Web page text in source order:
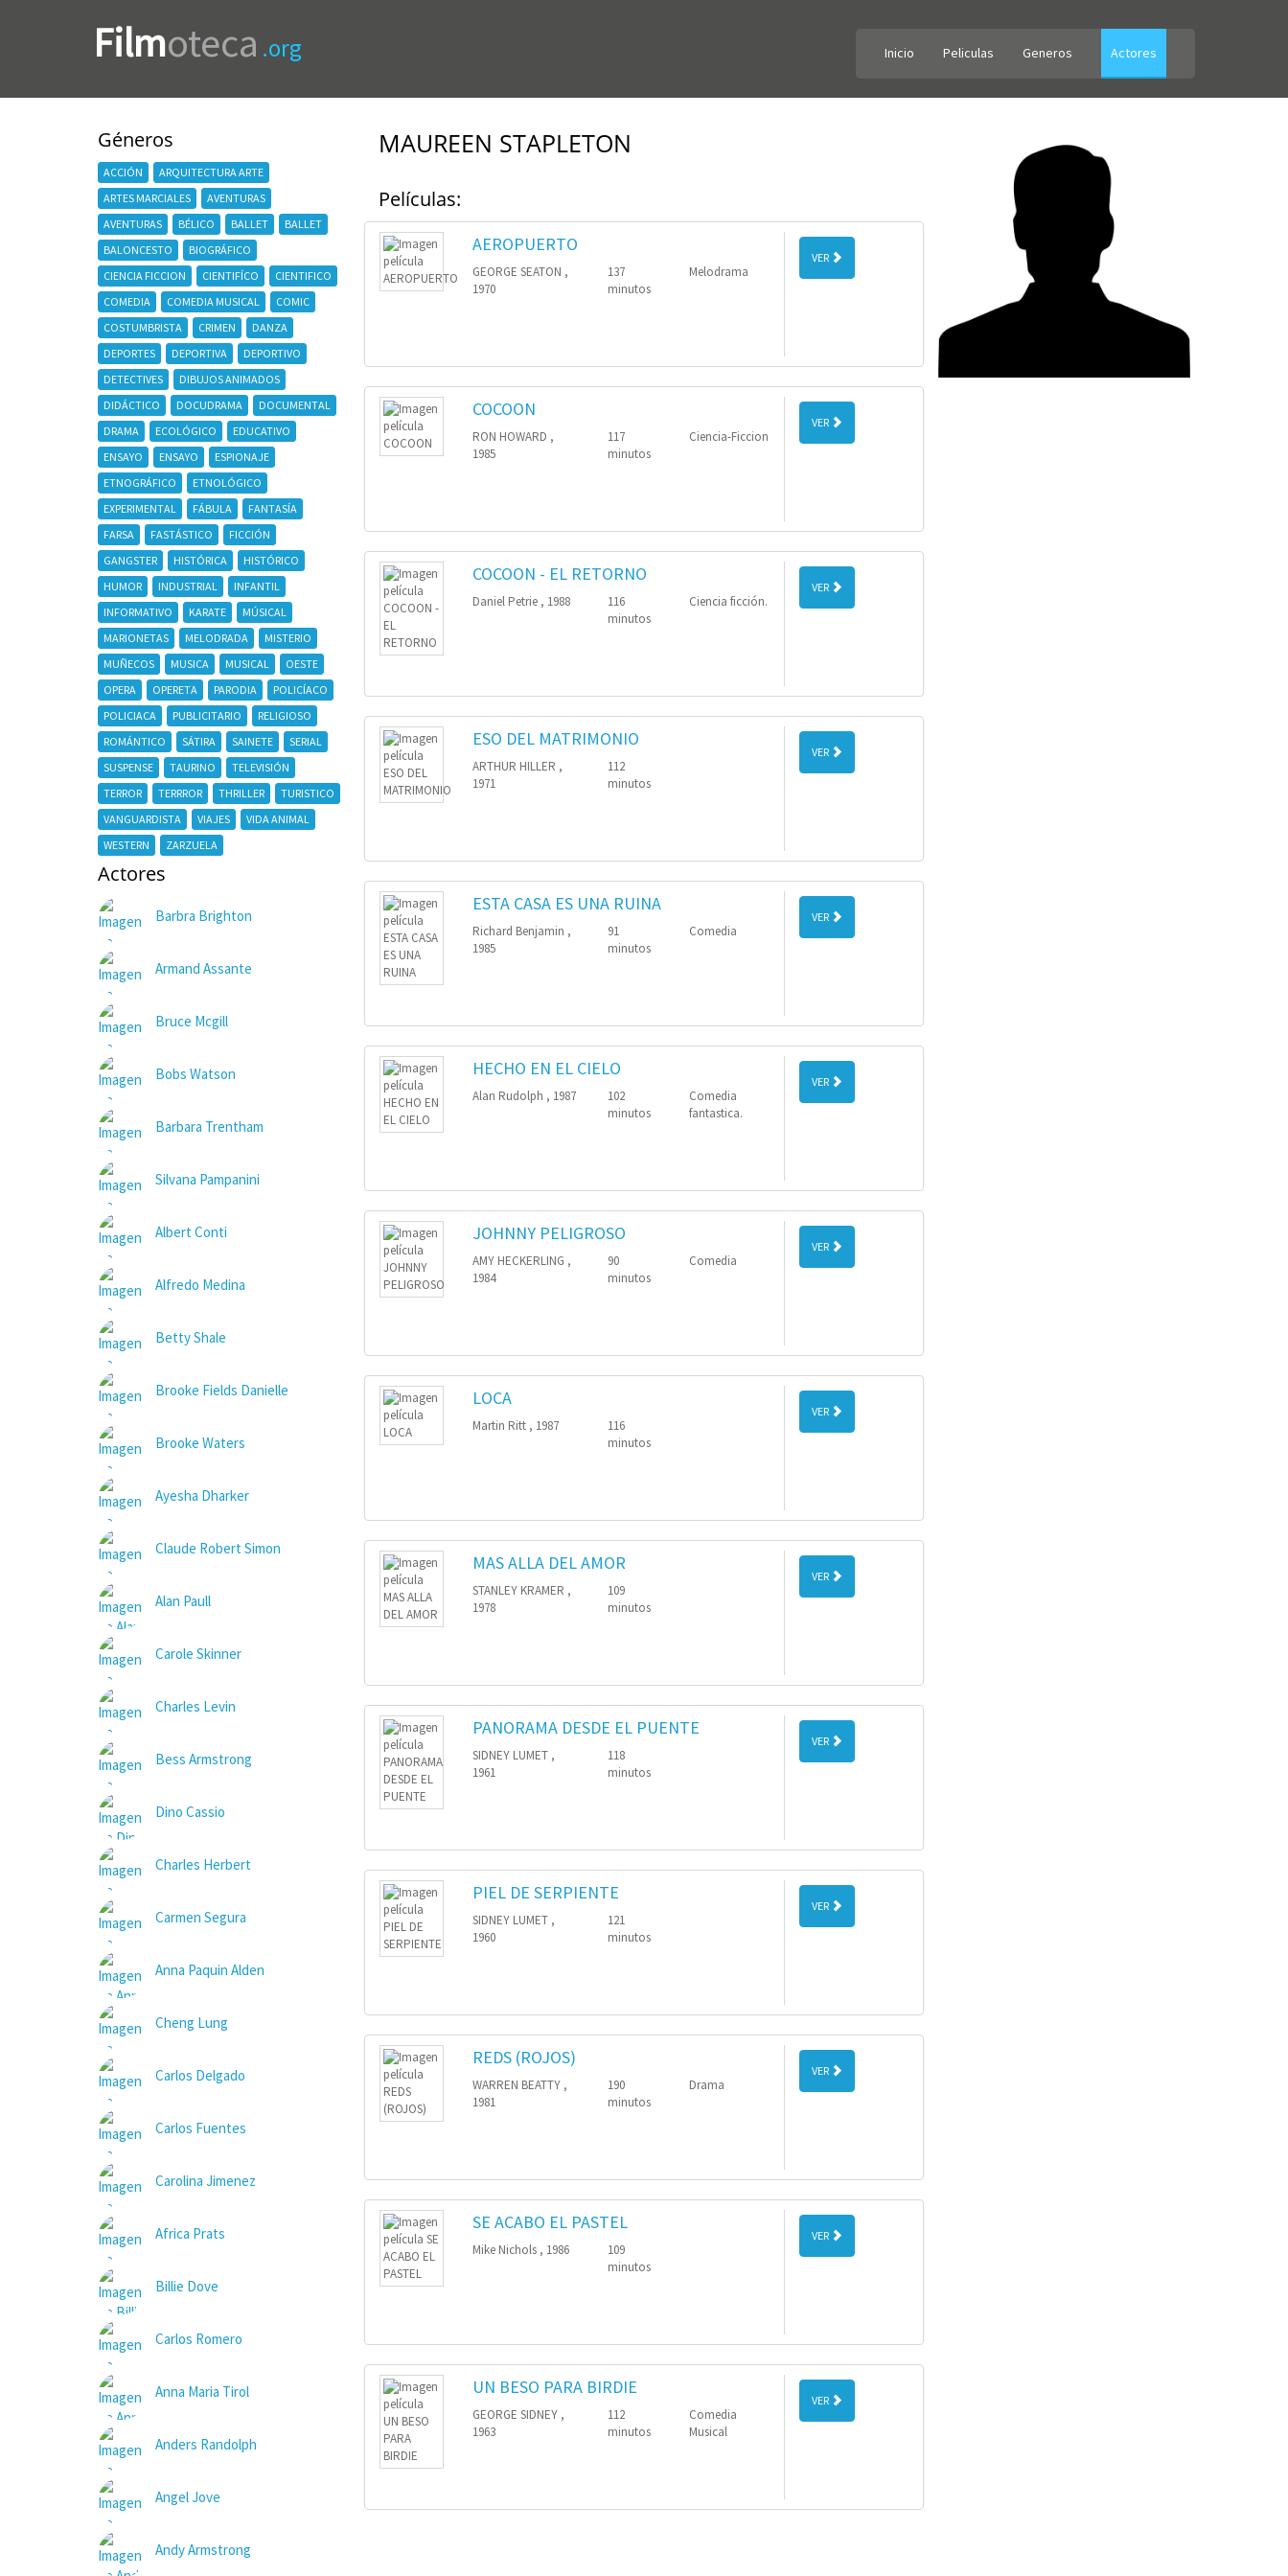
Filmoteca .org Inicio Peliculas Generos Actores
Géneros
ACCIÓN
ARQUITECTURA ARTE
ARTES MARCIALES
AVENTURAS
AVENTURAS
BÉLICO BALLET
BALLET
BALONCESTO
BIOGRÁFICO
CIENCIA FICCION
CIENTIFÍCO
CIENTIFICO
COMEDIA
COMEDIA MUSICAL
COMIC
COSTUMBRISTA
CRIMEN
DANZA
DEPORTES
DEPORTIVA
DEPORTIVO
DETECTIVES
DIBUJOS ANIMADOS
DIDÁCTICO
DOCUDRAMA
DOCUMENTAL
DRAMA
ECOLÓGICO
EDUCATIVO
ENSAYO
ENSAYO
ESPIONAJE
ETNOGRÁFICO
ETNOLÓGICO
EXPERIMENTAL
FÁBULA
FANTASÍA
FARSA
FASTÁSTICO
FICCIÓN
GANGSTER
HISTÓRICA
HISTÓRICO
HUMOR
INDUSTRIAL
INFANTIL
INFORMATIVO
KARATE
MÚSICAL
MARIONETAS
MELODRADA
MISTERIO
MUÑECOS
MUSICA MUSICAL
OESTE
OPERA
OPERETA PARODIA
POLICÍACO
POLICIACA
PUBLICITARIO
RELIGIOSO
ROMÁNTICO
SÁTIRA SAINETE
SERIAL
SUSPENSE
TAURINO
TELEVISIÓN
TERROR
TERRROR THRILLER
TURISTICO
VANGUARDISTA
VIAJES
VIDA ANIMAL
WESTERN
ZARZUELA
Actores
Barbra Brighton
Armand Assante
Bruce Mcgill
Bobs Watson
Barbara Trentham
Silvana Pampanini
Albert Conti
Alfredo Medina
Betty Shale
Brooke Fields Danielle
Brooke Waters
Ayesha Dharker
Claude Robert Simon
Alan Paull
Carole Skinner
Charles Levin
Bess Armstrong
Dino Cassio
Charles Herbert
Carmen Segura
Anna Paquin Alden
Cheng Lung
Carlos Delgado
Carlos Fuentes
Carolina Jimenez
Africa Prats
Billie Dove
Carlos Romero
Anna Maria Tirol
Anders Randolph
Angel Jove
Andy Armstrong
MAUREEN STAPLETON
Películas:
AEROPUERTO
GEORGE SEATON ,
1970
137
minutos
Melodrama
VER
COCOON
RON HOWARD ,
1985
117
minutos
Ciencia-Ficcion
VER
COCOON - EL RETORNO
Daniel Petrie , 1988
116
minutos
Ciencia ficción.
VER
ESO DEL MATRIMONIO
ARTHUR HILLER ,
1971
112
minutos
VER
ESTA CASA ES UNA RUINA
Richard Benjamin ,
1985
91
minutos
Comedia
VER
HECHO EN EL CIELO
Alan Rudolph , 1987
102
minutos
Comedia
fantastica.
VER
JOHNNY PELIGROSO
AMY HECKERLING ,
1984
90
minutos
Comedia
VER
LOCA
Martin Ritt , 1987
116
minutos
VER
MAS ALLA DEL AMOR
STANLEY KRAMER ,
1978
109
minutos
VER
PANORAMA DESDE EL PUENTE
SIDNEY LUMET ,
1961
118
minutos
VER
PIEL DE SERPIENTE
SIDNEY LUMET ,
1960
121
minutos
VER
REDS (ROJOS)
WARREN BEATTY ,
1981
190
minutos
Drama
VER
SE ACABO EL PASTEL
Mike Nichols , 1986
109
minutos
VER
UN BESO PARA BIRDIE
GEORGE SIDNEY ,
1963
112
minutos
Comedia
Musical
VER